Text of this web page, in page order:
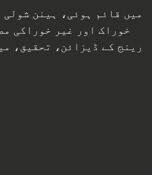
خوراک اور غیر خوراکی
رینج کے ڈیزائن، تحقیق،